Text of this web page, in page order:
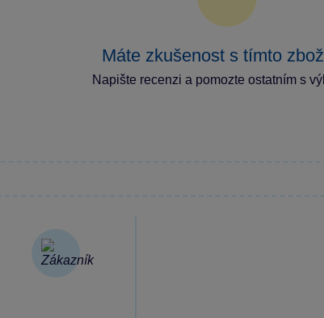
Máte zkušenost s tímto
Napište recenzi a pomozte ostatním s